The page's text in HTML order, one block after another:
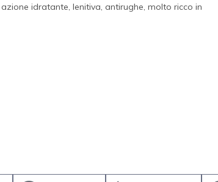
idratante, lenitiva, antirughe, molto ricco in